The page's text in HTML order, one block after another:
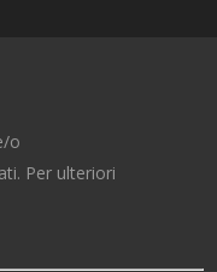
o
Per ulteriori